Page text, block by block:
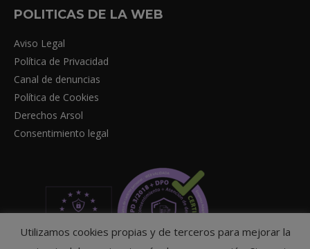
POLITICAS DE LA WEB
Aviso Legal
Política de Privacidad
Canal de denuncias
Política de Cookies
Derechos Arsol
Consentimiento legal
Utilizamos cookies propias y de terceros para mejorar la